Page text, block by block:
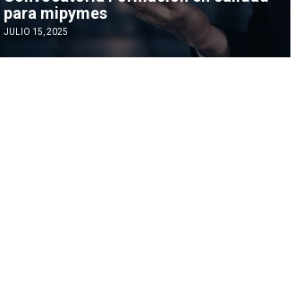
para mipymes
JULIO 15, 2025